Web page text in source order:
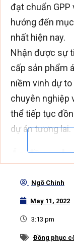
đạt chuẩn GPP
hướng đến
nhất hiện nay.
Nhận được sự
cấp sản phẩm
niềm vinh dự
chuyên nghiệp
thể tiếp tục
dự án tương lai.
đồng phụ
Áo đồng phục
form slim-fit,
điểm nhấn là
của cổ áo
Ngô Chính
May 11, 2022
3:13 pm
Đồng phục